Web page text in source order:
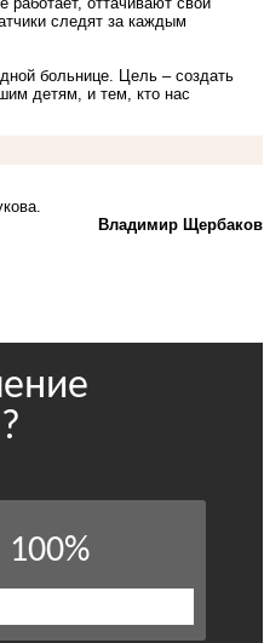
следят за каждым
больнице. Цель – создать
детям, и тем, кто нас
Владимир Щербаков